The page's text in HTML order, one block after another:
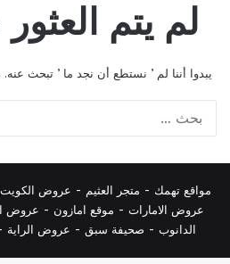
لم يتم
يبدوا أننا لم ’ نستطع أن نجد ما ’ تبحث
مواقع تهمك - متجر العثيم - عروض الكويت
عروض الامارات - موقع امازون - عروض
الدانوب - صحيفة سبق - عروض الراية